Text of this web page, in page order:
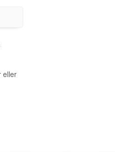
eller